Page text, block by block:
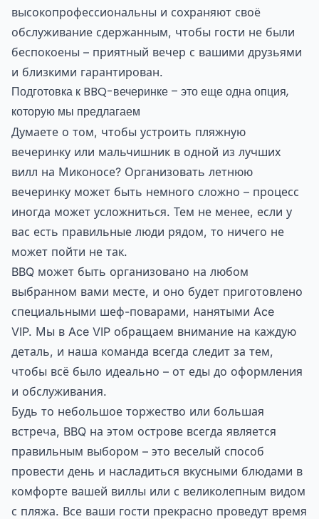
высокопрофессиональны и сохраняют своё
обслуживание сдержанным, чтобы гости не были
беспокоены – приятный вечер с вашими друзьями
и близкими гарантирован.
Подготовка к BBQ-вечеринке – это еще одна опция,
которую мы предлагаем
Думаете о том, чтобы устроить пляжную
вечеринку или мальчишник в одной из лучших
вилл на Миконосе? Организовать летнюю
вечеринку может быть немного сложно – процесс
иногда может усложниться. Тем не менее, если у
вас есть правильные люди рядом, то ничего не
может пойти не так.
BBQ может быть организовано на любом
выбранном вами месте, и оно будет приготовлено
специальными шеф-поварами, нанятыми Ace
VIP. Мы в Ace VIP обращаем внимание на каждую
деталь, и наша команда всегда следит за тем,
чтобы всё было идеально – от еды до оформления
и обслуживания.
Будь то небольшое торжество или большая
встреча, BBQ на этом острове всегда является
правильным выбором – это веселый способ
провести день и насладиться вкусными блюдами в
комфорте вашей виллы или с великолепным видом
с пляжа. Все ваши гости прекрасно проведут время